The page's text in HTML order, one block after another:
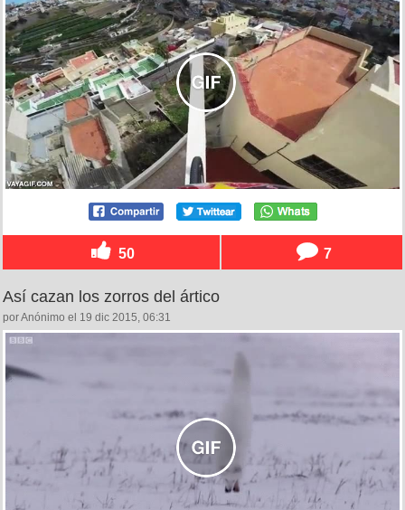
50 7
Así cazan los zorros del ártico
por Anónimo el 19 dic 2015, 06:31